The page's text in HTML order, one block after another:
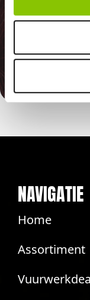
Indien er
NAVIGATIE
Home
Assortiment